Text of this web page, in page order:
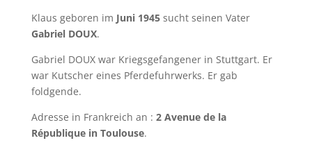
Klaus geboren im Juni 1945 sucht seinen Vater
Gabriel DOUX.
Gabriel DOUX war Kriegsgefangener in Stuttgart. Er
war Kutscher eines Pferdefuhrwerks. Er gab
foldgende.
Adresse in Frankreich an : 2 Avenue de la
République in Toulouse.